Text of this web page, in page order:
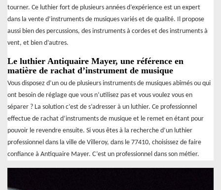
tourner. Ce luthier fort de plusieurs années d’expérience est un expert
dans la vente d’instruments de musiques variés et de qualité. Il propose
aussi bien des percussions, des instruments à cordes et des instruments à
vent, et bien d’autres.
Le luthier Antiquaire Mayer, une référence en
matière de rachat d’instrument de musique
Vous disposez d’un ou de plusieurs instruments de musiques abîmés ou qui
ont besoin de réglage que vous n’utilisez pas et vous voulez vous en
séparer ? La solution c’est de s’adresser à un luthier. Ce professionnel
effectue de rachat d’instruments de musique et le remet en étant pour
pouvoir le revendre ensuite. Si vous êtes à la recherche d’un luthier
professionnel dans la ville de Villeroy, dans le 77410, choisissez de faire
confiance à Antiquaire Mayer. C’est un professionnel dans son métier.